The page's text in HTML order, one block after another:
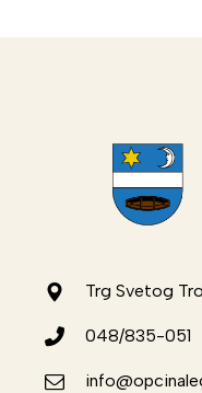
Trg Svetog
048/835-051